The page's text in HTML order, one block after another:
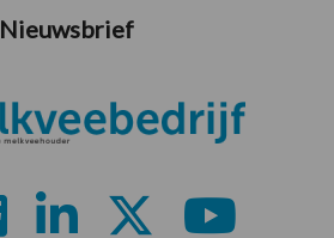
Nieuwsbrief